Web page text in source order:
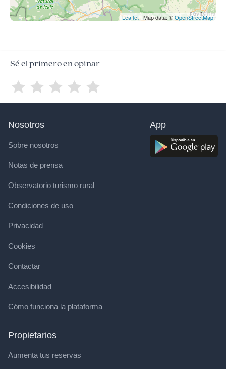
Leaflet| Map data: ©OpenStreetMap
Sé el primero en opinar
Nosotros
Sobre nosotros
Notas de prensa
Observatorio turismo rural
Condiciones de uso
Privacidad
Cookies
Contactar
Accesibilidad
Cómo funciona la plataforma
Propietarios
Aumenta tus reservas
App